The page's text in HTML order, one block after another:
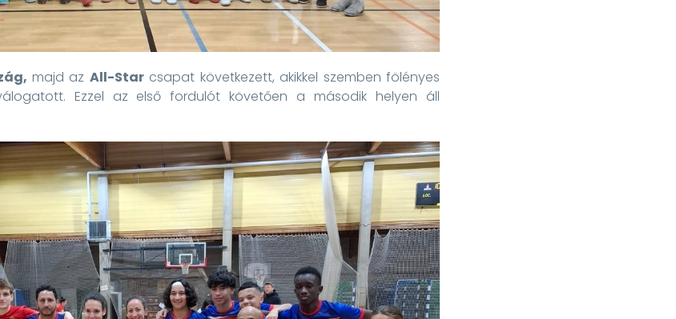
majd az All-Starcsapat következett, akikkel szemben fölényes
Ezzel az első fordulót követően a második helyen áll